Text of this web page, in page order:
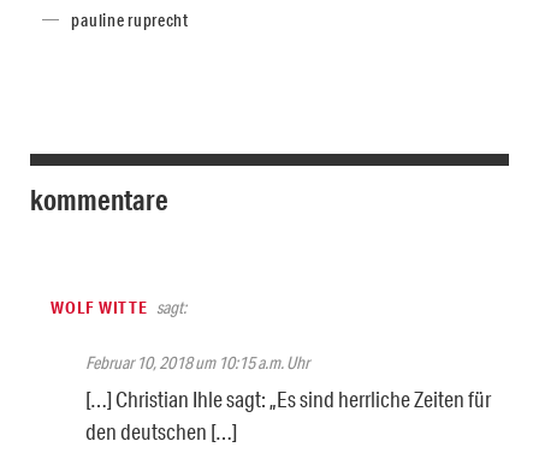
pauline ruprecht
kommentare
WOLF WITTE sagt:
Februar 10, 2018 um 10:15 a.m. Uhr
[…] Christian Ihle sagt: „Es sind herrliche Zeiten für
den deutschen […]